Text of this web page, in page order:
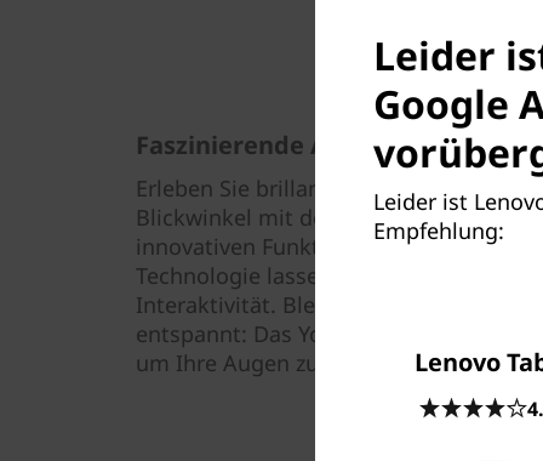
Faszinierende Aussichten
Erleben Sie brillante und lebendige
Blickwinkel mit dem 25,7 cm (10,1")
innovativen Funktionen des Yoga Smart
Technologie lassen Sie völlig
Interaktivität. Bleiben Sie auch bei
entspannt: Das Yoga Smart Tab
um Ihre Augen zu schonen.
Leider
Google
Leider ist
Empfehlung:
Lenovo